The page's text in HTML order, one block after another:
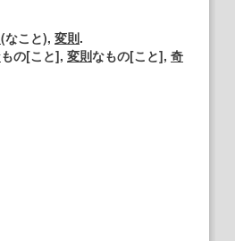
(なこと), 変則.
もの[こと], 変則なもの[こと], 奇